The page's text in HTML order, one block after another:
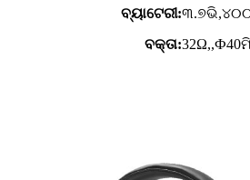
ବ୍ୟାଟେରୀ:୩.୭ଭି,
ବକ୍ତା: